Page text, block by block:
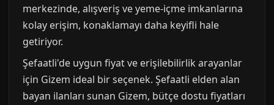
merkezinde, alışveriş ve yeme-içme imkanlarına
kolay erişim, konaklamayı daha keyifli hale
getiriyor.
Şefaatli'de uygun fiyat ve erişilebilirlik arayanlar
için Gizem ideal bir seçenek. Şefaatli elden alan
bayan ilanları sunan Gizem, bütçe dostu fiyatları